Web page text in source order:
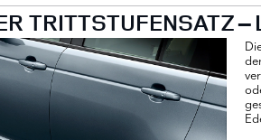
TRITTSTUFENSATZ